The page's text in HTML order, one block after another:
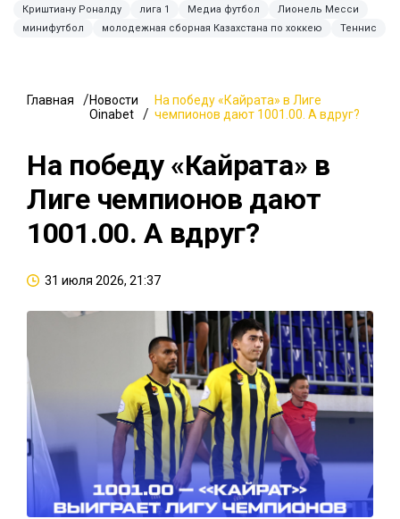
Криштиану Роналду
лига 1 Медиа футбол
Лионель Месси
минифутбол
молодежная сборная Казахстана по хоккею Теннис
Главная
Новости
Oinabet
На победу «Кайрата» в Лиге
чемпионов дают 1001.00. А вдруг?
На победу «Кайрата» в
Лиге чемпионов дают
1001.00. А вдруг?
31 июля 2026, 21:37